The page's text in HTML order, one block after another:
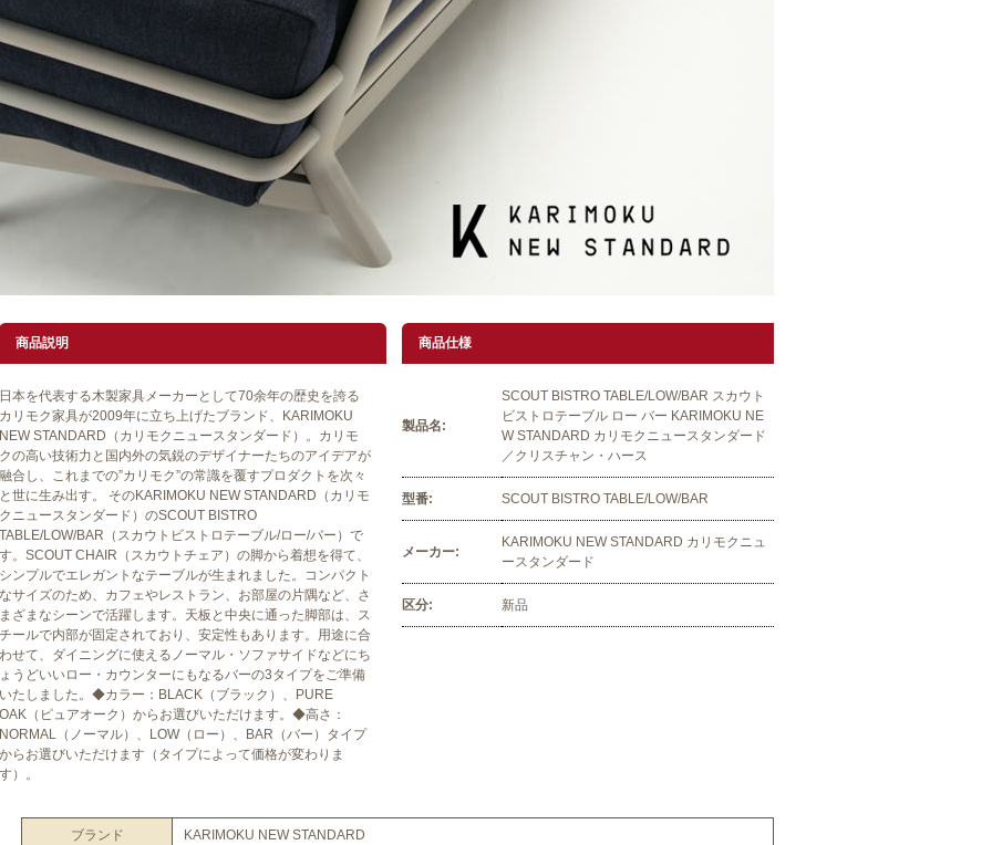
商品説明
日本を代表する木製家具メーカーとして70余年の歴史を誇る
カリモク家具が2009年に立ち上げたブランド、KARIMOKU
NEW STANDARD（カリモクニュースタンダード）。カリモ
クの高い技術力と国内外の気鋭のデザイナーたちのアイデアが
融合し、これまでの”カリモク”の常識を覆すプロダクトを次々
と世に生み出す。 そのKARIMOKU NEW STANDARD（カリモ
クニュースタンダード）のSCOUT BISTRO
TABLE/LOW/BAR（スカウトビストロテーブル/ロー/バー）で
す。SCOUT CHAIR（スカウトチェア）の脚から着想を得て、
シンプルでエレガントなテーブルが生まれました。コンパクト
なサイズのため、カフェやレストラン、お部屋の片隅など、さ
まざまなシーンで活躍します。天板と中央に通った脚部は、ス
チールで内部が固定されており、安定性もあります。用途に合
わせて、ダイニングに使えるノーマル・ソファサイドなどにち
ょうどいいロー・カウンターにもなるバーの3タイプをご準備
いたしました。◆カラー：BLACK（ブラック）、PURE
OAK（ピュアオーク）からお選びいただけます。◆高さ：
NORMAL（ノーマル）、LOW（ロー）、BAR（バー）タイプ
からお選びいただけます（タイプによって価格が変わりま
す）。
商品仕様
製品名:
SCOUT BISTRO TABLE/LOW/BAR スカウト
ビストロテーブル ロー バー KARIMOKU NE
W STANDARD カリモクニュースタンダード
／クリスチャン・ハース
型番: SCOUT BISTRO TABLE/LOW/BAR
メーカー:
KARIMOKU NEW STANDARD カリモクニュ
ースタンダード
区分: 新品
ブランド KARIMOKU NEW STANDARD